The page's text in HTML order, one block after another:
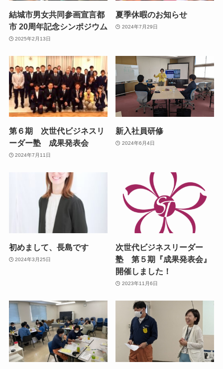
結城市男女共同参画宣言都
市 20周年記念シンポジウム
2025年2月13日
夏季休暇のお知らせ
2024年7月29日
第６期 次世代ビジネスリ
ーダー塾 成果発表会
2024年7月11日
新入社員研修
2024年6月4日
初めまして、長島です
2024年3月25日
次世代ビジネスリーダー
塾 第５期『成果発表会』
開催しました！
2023年11月6日